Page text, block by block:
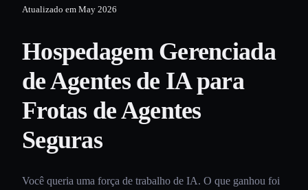
Atualizado em May 2026
Hospedagem Gerenciada
de Agentes de IA para
Frotas de Agentes
Seguras
Você queria uma força de trabalho de IA. O que ganhou foi